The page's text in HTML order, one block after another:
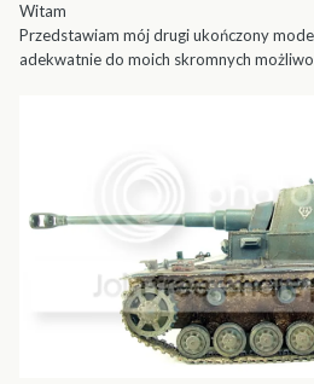
Witam
Przedstawiam mój drugi ukończony
adekwatnie do moich skromnych